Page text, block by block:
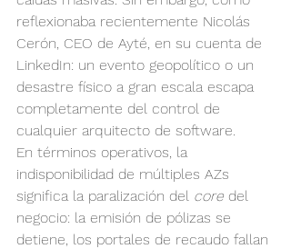
reflexionaba recientemente Nicolás
Cerón, CEO de Ayté, en su cuenta de
LinkedIn: un evento geopolítico o un
desastre físico a gran escala escapa
completamente del control de
cualquier arquitecto de software.
En términos operativos, la
indisponibilidad de múltiples AZs
significa la paralización del core del
negocio: la emisión de pólizas se
detiene, los portales de recaudo fallan